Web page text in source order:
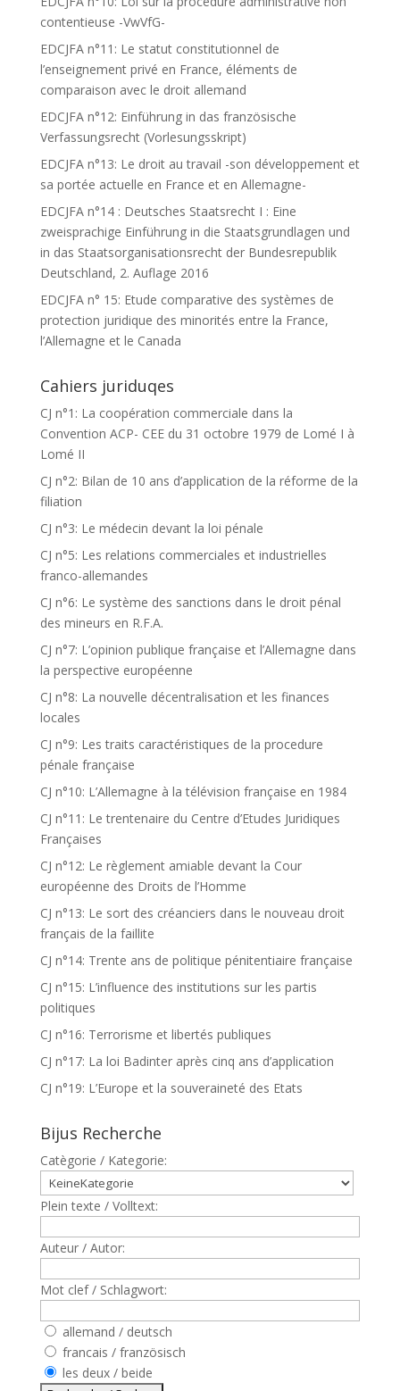
contentieuse -VwVfG-
EDCJFA n°11: Le statut constitutionnel de
l’enseignement privé en France, éléments de
comparaison avec le droit allemand
EDCJFA n°12: Einführung in das französische
Verfassungsrecht (Vorlesungsskript)
EDCJFA n°13: Le droit au travail -son développement et
sa portée actuelle en France et en Allemagne-
EDCJFA n°14 : Deutsches Staatsrecht I : Eine
zweisprachige Einführung in die Staatsgrundlagen und
in das Staatsorganisationsrecht der Bundesrepublik
Deutschland, 2. Auflage 2016
EDCJFA n° 15: Etude comparative des systèmes de
protection juridique des minorités entre la France,
l’Allemagne et le Canada
Cahiers juriduqes
CJ n°1: La coopération commerciale dans la
Convention ACP- CEE du 31 octobre 1979 de Lomé I à
Lomé II
CJ n°2: Bilan de 10 ans d’application de la réforme de la
filiation
CJ n°3: Le médecin devant la loi pénale
CJ n°5: Les relations commerciales et industrielles
franco-allemandes
CJ n°6: Le système des sanctions dans le droit pénal
des mineurs en R.F.A.
CJ n°7: L’opinion publique française et l’Allemagne dans
la perspective européenne
CJ n°8: La nouvelle décentralisation et les finances
locales
CJ n°9: Les traits caractéristiques de la procedure
pénale française
CJ n°10: L’Allemagne à la télévision française en 1984
CJ n°11: Le trentenaire du Centre d’Etudes Juridiques
Françaises
CJ n°12: Le règlement amiable devant la Cour
européenne des Droits de l’Homme
CJ n°13: Le sort des créanciers dans le nouveau droit
français de la faillite
CJ n°14: Trente ans de politique pénitentiaire française
CJ n°15: L’influence des institutions sur les partis
politiques
CJ n°16: Terrorisme et libertés publiques
CJ n°17: La loi Badinter après cinq ans d’application
CJ n°19: L’Europe et la souveraineté des Etats
Bijus Recherche
Catègorie / Kategorie:
Plein texte / Volltext:
Auteur / Autor:
Mot clef / Schlagwort:
allemand / deutsch
francais / französisch
les deux / beide